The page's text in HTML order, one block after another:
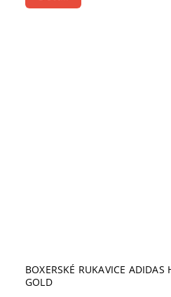
BOXERSKÉ RUKAVICE ADIDAS
GOLD